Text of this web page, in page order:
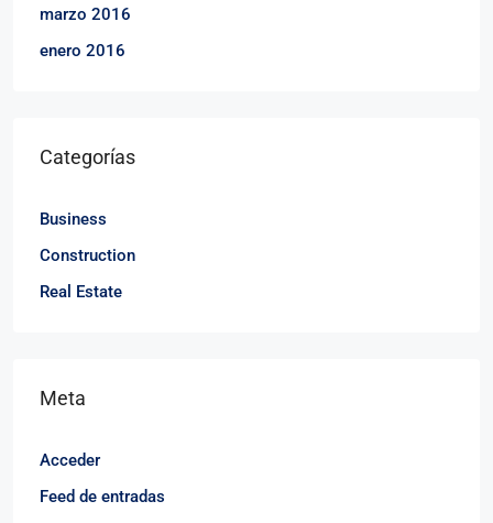
marzo 2016
enero 2016
Categorías
Business
Construction
Real Estate
Meta
Acceder
Feed de entradas